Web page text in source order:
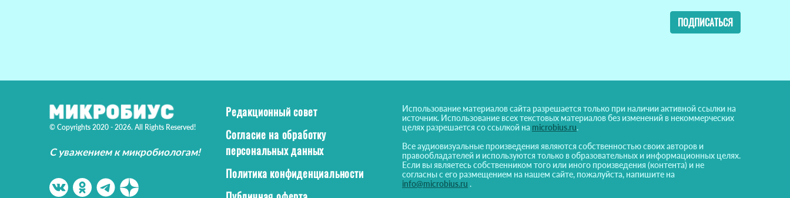
ПОДПИСАТЬСЯ
© Copyrights 2020 - 2026. All Rights Reserved!
С уважением к микробиологам!
Редакционный совет
Согласие на обработку
персональных данных
Политика конфиденциальности
Использование материалов сайта разрешается только при наличии активной ссылки на
источник. Использование всех текстовых материалов без изменений в некоммерческих
целях разрешается со ссылкой на microbius.ru.
Все аудиовизуальные произведения являются собственностью своих авторов и
правообладателей и используются только в образовательных и информационных целях.
Если вы являетесь собственником того или иного произведения (контента) и не
согласны с его размещением на нашем сайте, пожалуйста, напишите на
info@microbius.ru .